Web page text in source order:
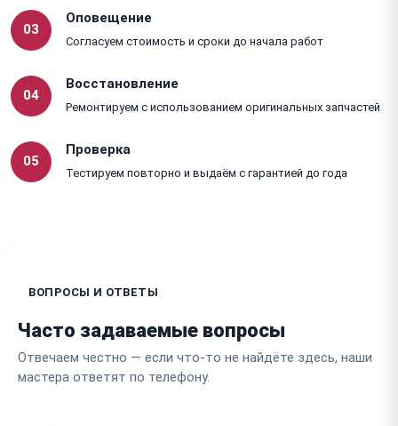
03
Оповещение
Согласуем стоимость и сроки до начала работ
04
Восстановление
Ремонтируем с использованием оригинальных запчастей
05
Проверка
Тестируем повторно и выдаём с гарантией до года
ВОПРОСЫ И ОТВЕТЫ
Часто задаваемые вопросы
Отвечаем честно — если что-то не найдёте здесь, наши
мастера ответят по телефону.